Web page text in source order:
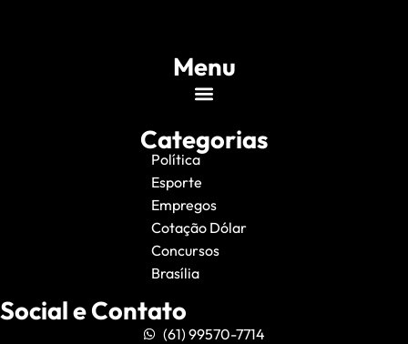
Menu
Categorias
Política
Esporte
Empregos
Cotação Dólar
Concursos
Brasília
Social e Contato
(61) 99570-7714